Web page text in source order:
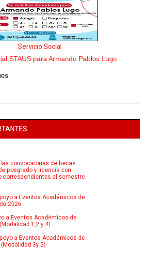
Servicio Social
STAUS para Armando Pablos Lugo
convocatorias de becas
posgrado y licencia con
correspondientes al semestre
a Eventos Académicos de
2026.
a Eventos Académicos de
1,2 y 4)
a Eventos Académicos de
3y 5)